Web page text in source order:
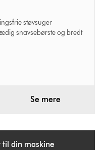
støvsuger
snavsebørste og bredt
Se mere
din maskine